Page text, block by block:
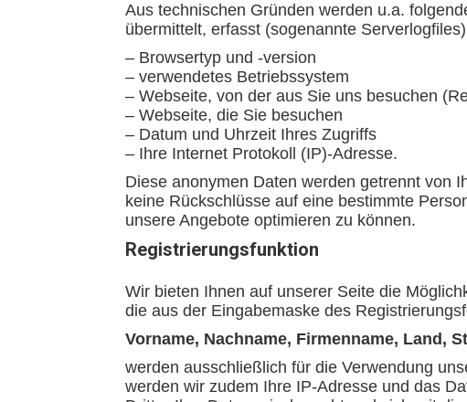
Aus technischen Gründen werden u.a.
übermittelt, erfasst (sogenannte
– Browsertyp und -version
– verwendetes Betriebssystem
– Webseite, von der aus Sie uns besuchen
– Webseite, die Sie besuchen
– Datum und Uhrzeit Ihres Zugriffs
– Ihre Internet Protokoll (IP)-Adresse.
Diese anonymen Daten werden getrennt von
keine Rückschlüsse auf eine bestimmte
unsere Angebote optimieren zu können.
Registrierungsfunktion
Wir bieten Ihnen auf unserer Seite die
die aus der Eingabemaske des
Vorname, Nachname, Firmenname, Land,
werden ausschließlich für die Verwendung
werden wir zudem Ihre IP-Adresse und das